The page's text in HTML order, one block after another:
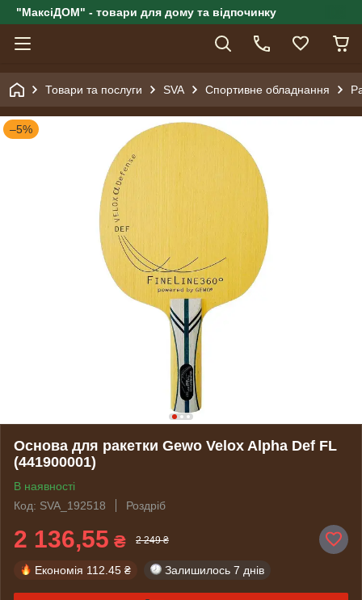
"МаксіДОМ" - товари для дому та відпочинку
Товари та послуги SVA Спортивне обладнання
–5%
Основа для ракетки Gewo Velox Alpha Def FL
(441900001)
В наявності
Код: SVA_192518
Роздріб
2 136,55 ₴ 2 249 ₴
Економія 112.45 ₴ Залишилось 7 днів